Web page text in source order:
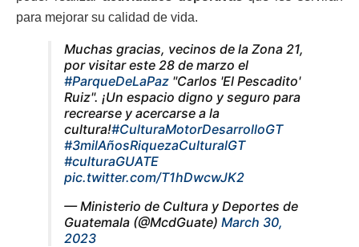
para mejorar su calidad de vida.
Muchas gracias, vecinos de la Zona 21,
por visitar este 28 de marzo el
#ParqueDeLaPaz "Carlos 'El Pescadito'
Ruiz". ¡Un espacio digno y seguro para
recrearse y acercarse a la
cultura!#CulturaMotorDesarrolloGT
#3milAñosRiquezaCulturalGT
#culturaGUATE
pic.twitter.com/T1hDwcwJK2
— Ministerio de Cultura y Deportes de
Guatemala (@McdGuate) March 30,
2023